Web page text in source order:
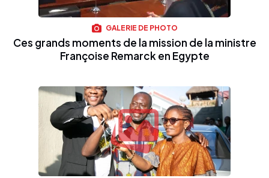
GALERIE DE PHOTO
Ces grands moments de la mission de la ministre
Françoise Remarck en Egypte